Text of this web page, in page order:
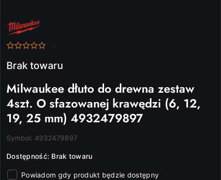
NAZWA
PRODUCENTA:
MILWAUKEE
Brak towaru
Milwaukee dłuto do drewna zestaw
4szt. O sfazowanej krawędzi (6, 12,
19, 25 mm) 4932479897
Symbol: 4932479897
Dostępność: Brak towaru
Powiadom gdy produkt będzie dostępny